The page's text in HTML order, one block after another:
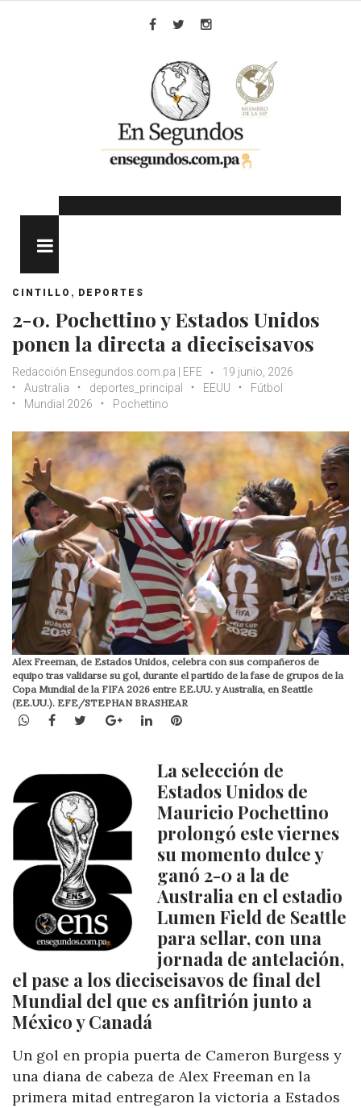
CINTILLO , DEPORTES
2-0. Pochettino y Estados Unidos
ponen la directa a dieciseisavos
Redacción Ensegundos.com.pa | EFE
19 junio, 2026
Australia
deportes_principal EEUU
Fútbol
Mundial 2026
Pochettino
Alex Freeman, de Estados Unidos, celebra con sus compañeros de
equipo tras validarse su gol, durante el partido de la fase de grupos de la
Copa Mundial de la FIFA 2026 entre EE.UU. y Australia, en Seattle
(EE.UU.). EFE/STEPHAN BRASHEAR
WhatsApp
Facebook
TwitterGoogle+LinkedInPinterest
La selección de
Estados Unidos de
Mauricio Pochettino
prolongó este viernes
su momento dulce y
ganó 2-0 a la de
Australia en el estadio
Lumen Field de Seattle
para sellar, con una
jornada de antelación,
el pase a los dieciseisavos de final del
Mundial del que es anfitrión junto a
México y Canadá
Un gol en propia puerta de Cameron Burgess y
una diana de cabeza de Alex Freeman en la
primera mitad entregaron la victoria a Estados